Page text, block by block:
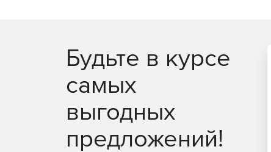
Выборочная передача паролей
Безопасное управление паролями
Будьте в курсе
самых
выгодных
предложений!